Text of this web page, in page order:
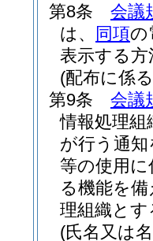
第8条
会議
は、
同項の
表示する
(配布に係
第9条
会議
情報処理組
が行う通
等の使用
る機能を
理組織とす
(氏名又は